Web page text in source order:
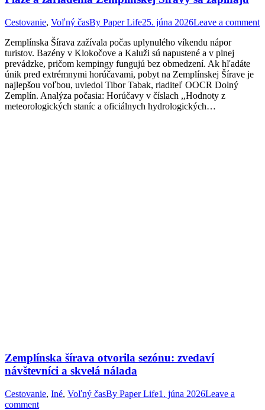
Cestovanie, Voľný časBy Paper Life25. júna 2026Leave a comment
Zemplínska Šírava zažívala počas uplynulého víkendu nápor
turistov. Bazény v Klokočove a Kaluži sú napustené a v plnej
prevádzke, pričom kempingy fungujú bez obmedzení. Ak hľadáte
únik pred extrémnymi horúčavami, pobyt na Zemplínskej Šírave je
najlepšou voľbou, uviedol Tibor Tabak, riaditeľ OOCR Dolný
Zemplín. Analýza počasia: Horúčavy v číslach ,,Hodnoty z
meteorologických staníc a oficiálnych hydrologických…
Zemplínska šírava otvorila sezónu: zvedaví
návštevníci a skvelá nálada
Cestovanie, Iné, Voľný časBy Paper Life1. júna 2026Leave a
comment